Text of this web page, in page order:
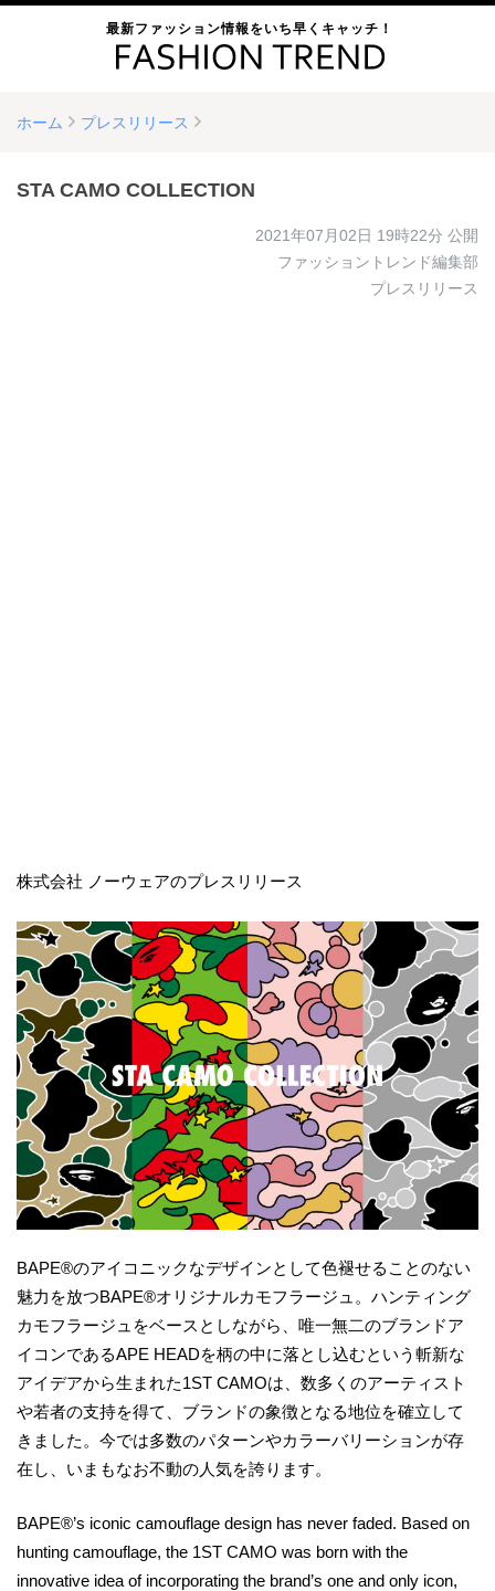
最新ファッション情報をいち早くキャッチ！
ホーム プレスリリース
STA CAMO COLLECTION
2021年07月02日 19時22分 公開
ファッショントレンド編集部
プレスリリース
株式会社 ノーウェアのプレスリリース
BAPE®のアイコニックなデザインとして色褪せることのない
魅力を放つBAPE®オリジナルカモフラージュ。ハンティング
カモフラージュをベースとしながら、唯一無二のブランドア
イコンであるAPE HEADを柄の中に落とし込むという斬新な
アイデアから生まれた1ST CAMOは、数多くのアーティスト
や若者の支持を得て、ブランドの象徴となる地位を確立して
きました。今では多数のパターンやカラーバリーションが存
在し、いまもなお不動の人気を誇ります。
BAPE®’s iconic camouflage design has never faded. Based on
hunting camouflage, the 1ST CAMO was born with the
innovative idea of incorporating the brand’s one and only icon,